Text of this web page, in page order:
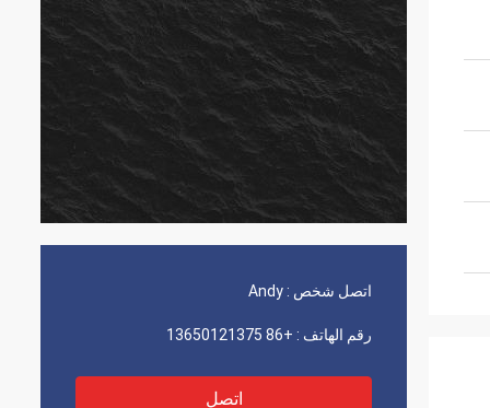
اتصل شخص : Andy
رقم الهاتف : +86 13650121375
اتصل